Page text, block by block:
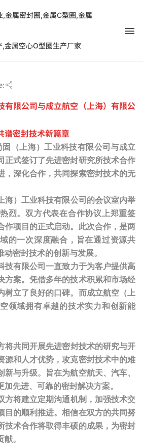
空签订技术合作协议，共谱
有限公司与成立航空（上海）有限公
谱密封技术新篇章
（上海）工业科技有限公司与成立
正式签订了先进密封研究所技术合作
，深化合作，共同探索密封技术的无
）工业科技有限公司的会议室内举
烈。双方代表在合作协议上郑重签
作项目的正式启动。此次合作，是两
的一次深度融合，旨在通过资源共
密封技术的创新与发展。
有限公司一直致力于为客户提供高
方案。凭借多年的技术积累和市场经
树立了良好的口碑。而成立航空（上
领域拥有卓越的技术实力和创新能
将共同开展先进密封技术的研究与开
源和人才优势，攻克密封技术中的难
新与升级。旨在为航空航天、汽车、
先进、可靠的密封解决方案。
将建立定期沟通机制，加强技术交
目的顺利推进。相信在双方的共同努
技术合作将取得丰硕的成果，为密封
。